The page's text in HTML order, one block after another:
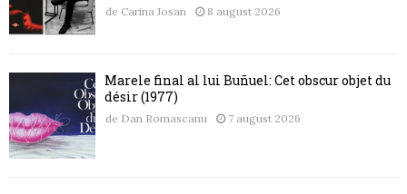
de Carina Josan 8 august 2026
Marele final al lui Buñuel: Cet obscur objet du
désir (1977)
de Dan Romascanu 7 august 2026